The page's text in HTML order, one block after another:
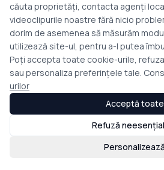
căuta proprietăți, contacta agenți
videoclipurile noastre fără nicio
dorim de asemenea să măsurăm
utilizează site-ul, pentru a-l putea
Poți accepta toate cookie-urile,
sau personaliza preferințele tale.
urilor
Personalizează
Refuză
Acceptă toate